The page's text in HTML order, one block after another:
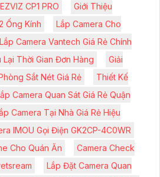
CP1 PRO
Giới Thiệu
Ống Kính
Lắp Camera Cho
Lắp Camera Vantech Giá Rẻ Chính
Lại Thời Gian Đơn Hàng
Giải
Sắt Nét Giá Rẻ
Thiết Kế
Camera Quan Sát Giá Rẻ Quận
Camera Tại Nhà Giá Rẻ Hiệu
IMOU Gọi Điện GK2CP-4C0WR
Cho Quán Ăn
Camera Check
Lắp Đặt Camera Quan